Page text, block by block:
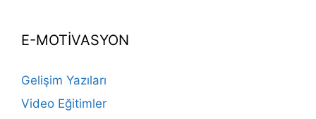
E-MOTİVASYON
Gelişim Yazıları
Video Eğitimler